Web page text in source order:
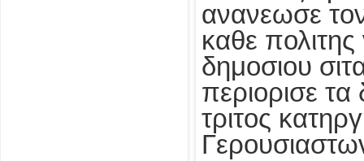
ανανεωσε
καθε
δημοσιου
περιορισε
τριτος